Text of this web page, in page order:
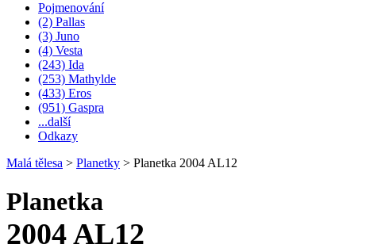
Pojmenování
(2) Pallas
(3) Juno
(4) Vesta
(243) Ida
(253) Mathylde
(433) Eros
(951) Gaspra
...další
Odkazy
Malá tělesa > Planetky > Planetka 2004 AL12
Planetka
2004 AL12